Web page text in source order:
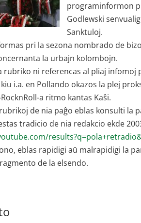
programinformon
Godlewski
Sanktuloj.
pri la sezona nombrado de
la urbajn kolombojn.
rubriko ni referencas al pliaj
i.a. en Pollando okazos la plej
RocknRoll-a ritmo kantas Kaŝi.
de nia paĝo eblas konsulti la
tradicio de nia redakcio ekde
eblas rapidigi aŭ malrapidigi la
de la elsendo.